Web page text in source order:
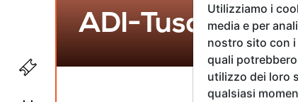
ADI-Tuscany
Utilizziamo i
media e per
nostro sito con
quali
utilizzo dei loro
qualsiasi